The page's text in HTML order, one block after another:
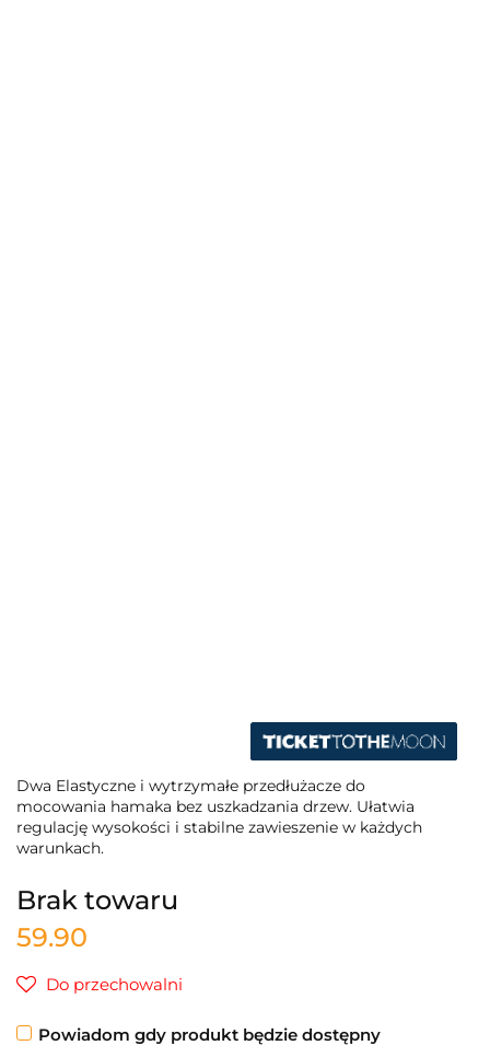
Dwa Elastyczne i wytrzymałe przedłużacze do
mocowania hamaka bez uszkadzania drzew. Ułatwia
regulację wysokości i stabilne zawieszenie w każdych
warunkach.
Brak towaru
59.90
Do przechowalni
Powiadom gdy produkt będzie dostępny